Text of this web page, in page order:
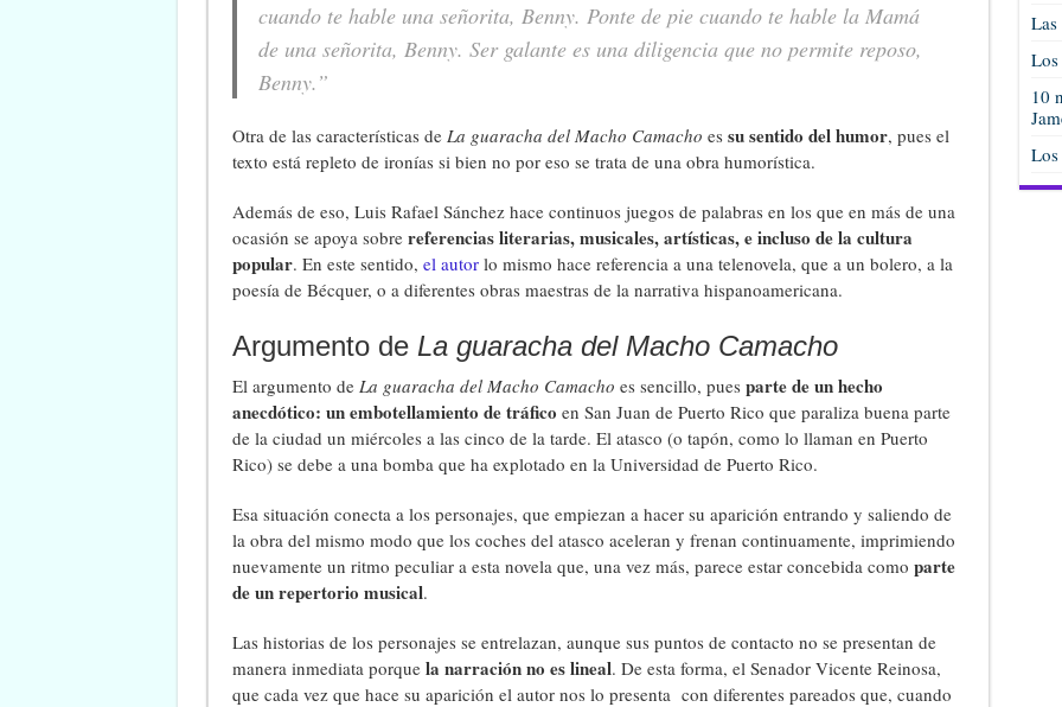
cuando te hable una señorita, Benny. Ponte de pie cuando te hable la Mamá
de una señorita, Benny. Ser galante es una diligencia que no permite reposo,
Benny.”
Otra de las características de La guaracha del Macho Camacho es su sentido del humor, pues el
texto está repleto de ironías si bien no por eso se trata de una obra humorística.
Además de eso, Luis Rafael Sánchez hace continuos juegos de palabras en los que en más de una
ocasión se apoya sobre referencias literarias, musicales, artísticas, e incluso de la cultura
popular. En este sentido, el autorlo mismo hace referencia a una telenovela, que a un bolero, a la
poesía de Bécquer, o a diferentes obras maestras de la narrativa hispanoamericana.
Argumento de La guaracha del Macho Camacho
El argumento de La guaracha del Macho Camacho es sencillo, pues parte de un hecho
anecdótico: un embotellamiento de tráfico en San Juan de Puerto Rico que paraliza buena parte
de la ciudad un miércoles a las cinco de la tarde. El atasco (o tapón, como lo llaman en Puerto
Rico) se debe a una bomba que ha explotado en la Universidad de Puerto Rico.
Esa situación conecta a los personajes, que empiezan a hacer su aparición entrando y saliendo de
la obra del mismo modo que los coches del atasco aceleran y frenan continuamente, imprimiendo
nuevamente un ritmo peculiar a esta novela que, una vez más, parece estar concebida como parte
de un repertorio musical.
Las historias de los personajes se entrelazan, aunque sus puntos de contacto no se presentan de
manera inmediata porque la narración no es lineal. De esta forma, el Senador Vicente Reinosa,
que cada vez que hace su aparición el autor nos lo presenta con diferentes pareados que, cuando
Las
Los
10
Los